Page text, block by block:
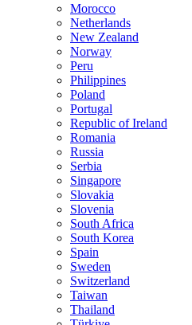
Morocco
Netherlands
New Zealand
Norway
Peru
Philippines
Poland
Portugal
Republic of Ireland
Romania
Russia
Serbia
Singapore
Slovakia
Slovenia
South Africa
South Korea
Spain
Sweden
Switzerland
Taiwan
Thailand